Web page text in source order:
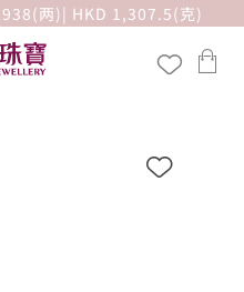
两)| HKD 1,307.5(克)